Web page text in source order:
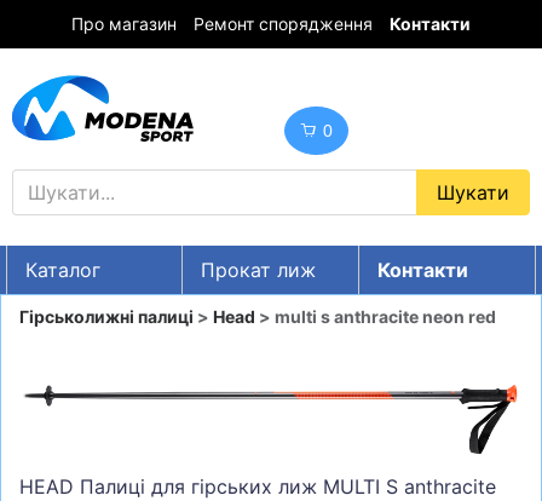
Про магазин Ремонт спорядження Контакти
0
Каталог Прокат лиж
Контакти
UA RU EN
ГІРСЬКІ ЛИЖІ
ОДЯГ
Гірськолижні палиці > Head > multi s anthracite neon red
HEAD Палиці для гірських лиж MULTI S anthracite